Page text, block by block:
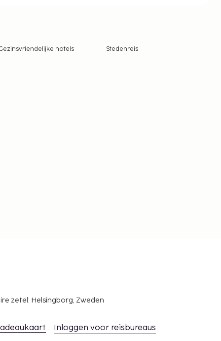
hotels Stedenreis
zetel: Helsingborg, Zweden
Inloggen voor reisbureaus